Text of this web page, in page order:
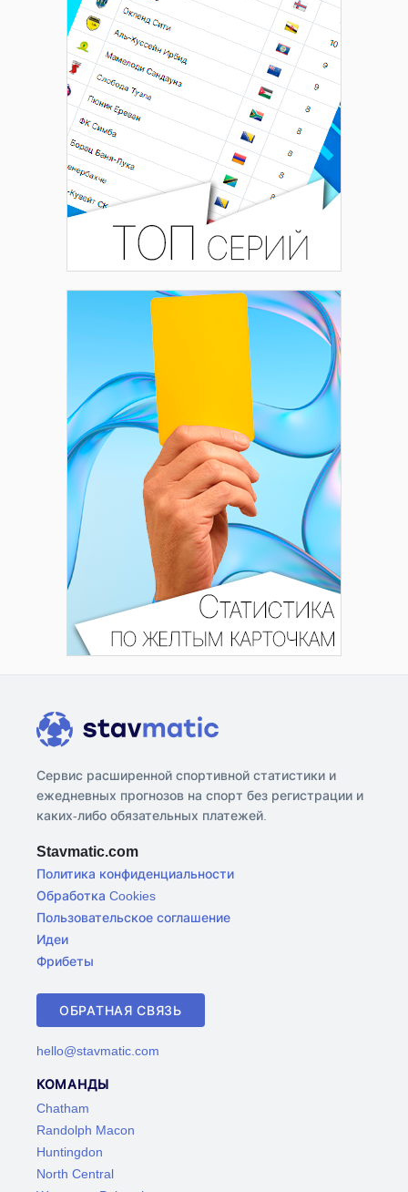
Сервис расширенной спортивной статистики и
ежедневных прогнозов на спорт без регистрации и
каких-либо обязательных платежей.
Stavmatic.com
Политика конфиденциальности
Обработка Cookies
Пользовательское соглашение
Идеи
Фрибеты
ОБРАТНАЯ СВЯЗЬ
hello@stavmatic.com
КОМАНДЫ
Chatham
Randolph Macon
Huntingdon
North Central